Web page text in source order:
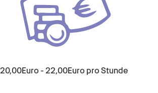
20,00Euro - 22,00Euro pro Stunde